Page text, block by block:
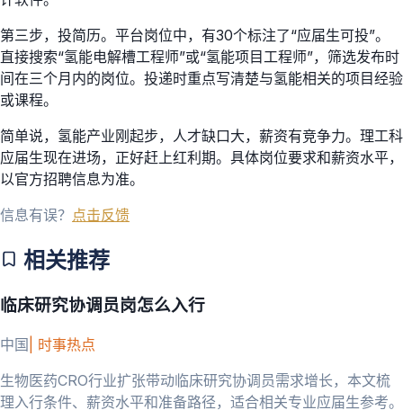
第三步，投简历。平台岗位中，有30个标注了“应届生可投”。
直接搜索“氢能电解槽工程师”或“氢能项目工程师”，筛选发布时
间在三个月内的岗位。投递时重点写清楚与氢能相关的项目经验
或课程。
简单说，氢能产业刚起步，人才缺口大，薪资有竞争力。理工科
应届生现在进场，正好赶上红利期。具体岗位要求和薪资水平，
以官方招聘信息为准。
信息有误？ 点击反馈
相关推荐
临床研究协调员岗怎么入行
中国
时事热点
生物医药CRO行业扩张带动临床研究协调员需求增长，本文梳
理入行条件、薪资水平和准备路径，适合相关专业应届生参考。